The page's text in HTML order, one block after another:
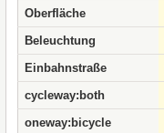
Oberfläche
Beleuchtung
Einbahnstraße
cycleway:both
oneway:bicycle